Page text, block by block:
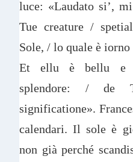
luce: «Laudato si’,
Tue creature /
Sole, / lo quale è
Et ellu è bellu e
splendore: / de
significatione».
calendari. Il sole è
non già perché